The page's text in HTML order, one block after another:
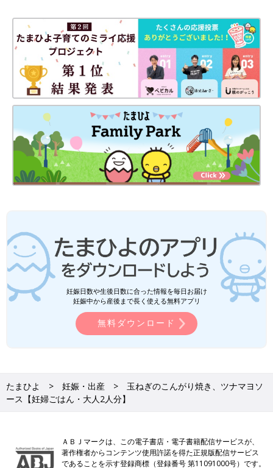
妊娠日数や生後日数に合った情報を毎日お届け
妊娠中から産後まで長く使える無料アプリ
無料ダウンロード
たまひよ 妊娠・出産
玉ねぎのこんがり焼き、ツナマヨソ
ース【妊婦ごはん・大人2人分】
ＡＢＪマークは、この電子書店・電子書籍配信サービスが、
著作権者からコンテンツ使用許諾を得た正規版配信サービス
であることを示す登録商標（登録番号 第11091000号）です。